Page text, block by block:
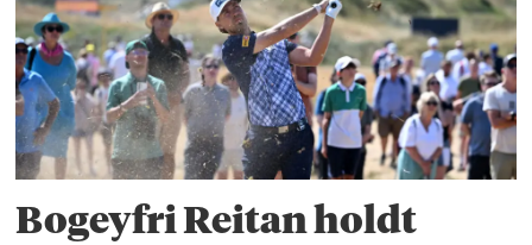
Bogeyfri Reitan holdt